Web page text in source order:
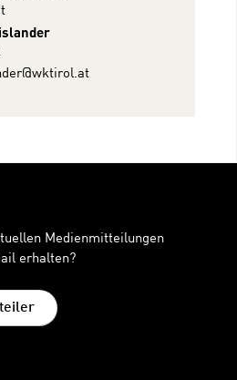
Medienmitteilungen
erhalten?